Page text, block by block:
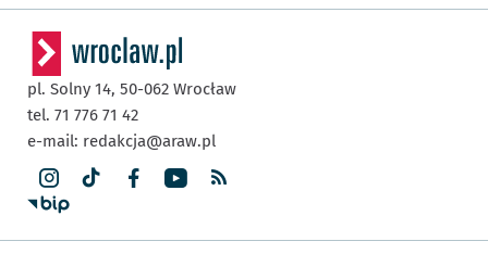
pl. Solny 14, 50-062 Wrocław
tel. 71 776 71 42
e-mail: redakcja@araw.pl